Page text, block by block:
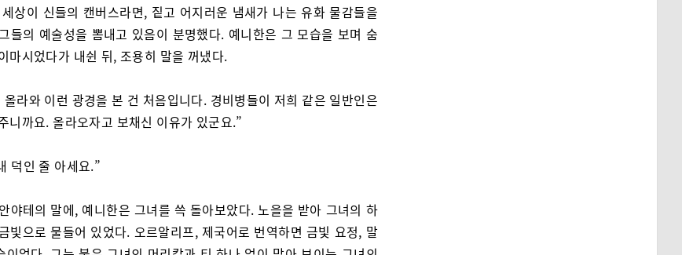
상이 신들의 캔버스라면, 짙고 어지러운 냄새가 나는 유화 물감들을
들의 예술성을 뽐내고 있음이 분명했다. 예니한은 그 모습을 보며 숨
마시었다가 내쉰 뒤, 조용히 말을 꺼냈다.
올라와 이런 광경을 본 건 처음입니다. 경비병들이 저희 같은 일반인은
니까요. 올라오자고 보채신 이유가 있군요.”
덕인 줄 아세요.”
야테의 말에, 예니한은 그녀를 쓱 돌아보았다. 노을을 받아 그녀의 하
빛으로 물들어 있었다. 오르알리프, 제국어로 번역하면 금빛 요정, 말